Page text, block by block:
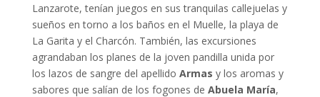
Lanzarote, tenían juegos en sus tranquilas callejuelas y
sueños en torno a los baños en el Muelle, la playa de
La Garita y el Charcón. También, las excursiones
agrandaban los planes de la joven pandilla unida por
los lazos de sangre del apellido Armas y los aromas y
sabores que salían de los fogones de Abuela María,